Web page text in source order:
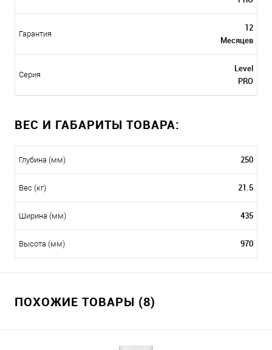
Гарантия
12
Месяцев
Серия
Level
PRO
ВЕС И ГАБАРИТЫ ТОВАРА:
Глубина (мм) 250
Вес (кг) 21.5
Ширина (мм) 435
Высота (мм) 970
ПОХОЖИЕ ТОВАРЫ (8)